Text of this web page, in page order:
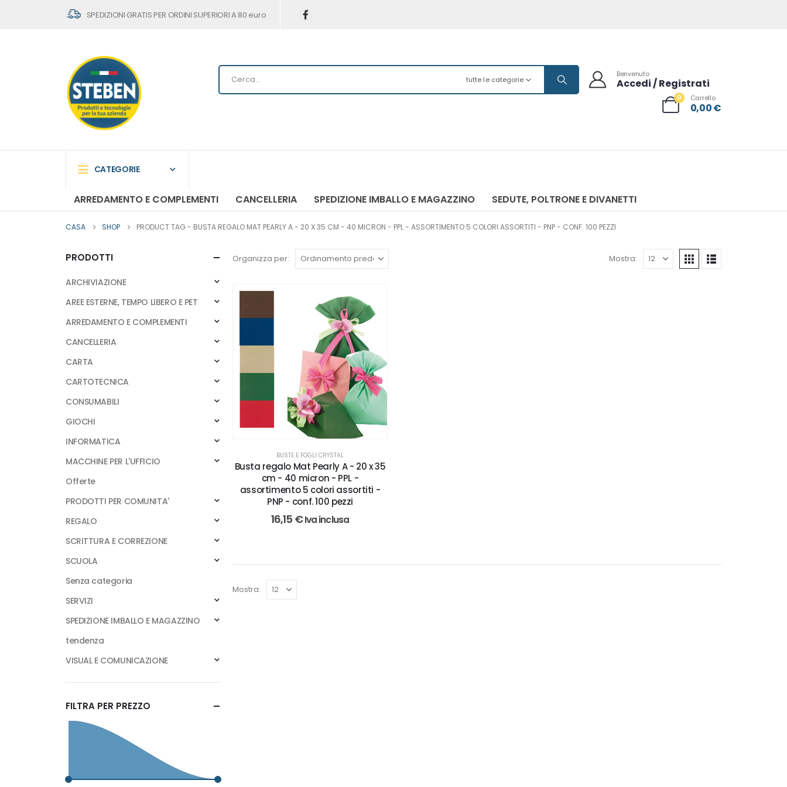
SPEDIZIONI GRATIS PER ORDINI SUPERIORI A 80 euro
tutte le categorie
Benvenuto
Accedi / Registrati
0 Carrello
0,00€
CATEGORIE
ARREDAMENTO E COMPLEMENTI CANCELLERIA SPEDIZIONE IMBALLO E MAGAZZINO SEDUTE, POLTRONE E DIVANETTI
CASA SHOP PRODUCT TAG - BUSTA REGALO MAT PEARLY A - 20 X 35 CM - 40 MICRON - PPL - ASSORTIMENTO 5 COLORI ASSORTITI - PNP - CONF. 100 PEZZI
Organizza per: Mostra:
BUSTE E FOGLI CRYSTAL
Busta regalo Mat Pearly A - 20 x 35
cm - 40 micron - PPL -
assortimento 5 colori assortiti -
PNP - conf. 100 pezzi
16,15 €Iva inclusa
Mostra:
PRODOTTI
ARCHIVIAZIONE
AREE ESTERNE, TEMPO LIBERO E PET
ARREDAMENTO E COMPLEMENTI
CANCELLERIA
CARTA
CARTOTECNICA
CONSUMABILI
GIOCHI
INFORMATICA
MACCHINE PER L'UFFICIO
Offerte
PRODOTTI PER COMUNITA'
REGALO
SCRITTURA E CORREZIONE
SCUOLA
Senza categoria
SERVIZI
SPEDIZIONE IMBALLO E MAGAZZINO
tendenza
VISUAL E COMUNICAZIONE
FILTRA PER PREZZO